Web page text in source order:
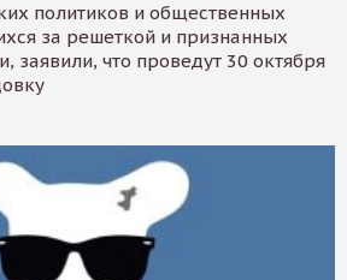
политиков и общественных
за решеткой и признанных
заявили, что проведут 30 октября